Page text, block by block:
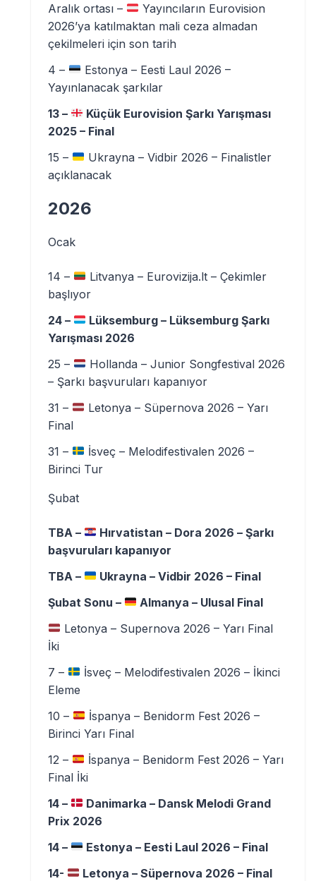
Aralık ortası –
Yayıncıların Eurovision
2026’ya katılmaktan mali ceza almadan
çekilmeleri için son tarih
4 –
Estonya – Eesti Laul 2026 –
Yayınlanacak şarkılar
13 –
Küçük Eurovision Şarkı Yarışması
2025 – Final
15 –
Ukrayna – Vidbir 2026 – Finalistler
açıklanacak
2026
Ocak
14 –
Litvanya – Eurovizija.lt – Çekimler
başlıyor
24 –
Lüksemburg – Lüksemburg Şarkı
Yarışması 2026
25 –
Hollanda – Junior Songfestival 2026
– Şarkı başvuruları kapanıyor
31 –
Letonya – Süpernova 2026 – Yarı
Final
31 –
İsveç – Melodifestivalen 2026 –
Birinci Tur
Şubat
TBA –
Hırvatistan – Dora 2026 – Şarkı
başvuruları kapanıyor
TBA –
Ukrayna – Vidbir 2026 – Final
Şubat Sonu –
Almanya – Ulusal Final
Letonya – Supernova 2026 – Yarı Final
İki
7 –
İsveç – Melodifestivalen 2026 – İkinci
Eleme
10 –
İspanya – Benidorm Fest 2026 –
Birinci Yarı Final
12 –
İspanya – Benidorm Fest 2026 – Yarı
Final İki
14 –
Danimarka – Dansk Melodi Grand
Prix 2026
14 –
Estonya – Eesti Laul 2026 – Final
14-
Letonya – Süpernova 2026 – Final